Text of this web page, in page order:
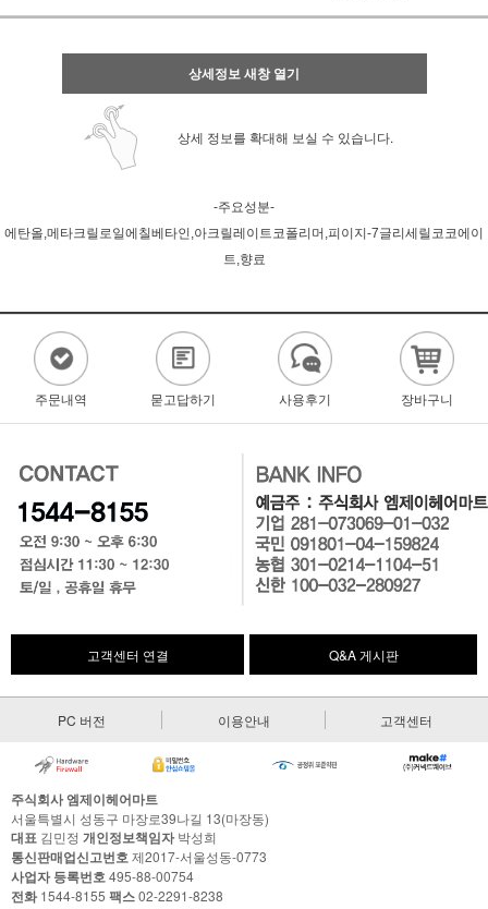
상세정보 새창 열기
상세 정보를 확대해 보실 수 있습니다.
-주요성분-
에탄올,메타크릴로일에칠베타인,아크릴레이트코폴리머,피이지-7글리세릴코코에이
트,향료
주문내역 묻고답하기 사용후기 장바구니
고객센터 연결 Q&A 게시판
PC 버전 이용안내 고객센터
주식회사 엠제이헤어마트
서울특별시 성동구 마장로39나길 13(마장동)
대표 김민정 개인정보책임자박성희
통신판매업신고번호제2017-서울성동-0773
사업자 등록번호495-88-00754
전화1544-8155 팩스02-2291-8238